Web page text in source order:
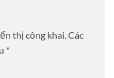
thị công khai.Các
*